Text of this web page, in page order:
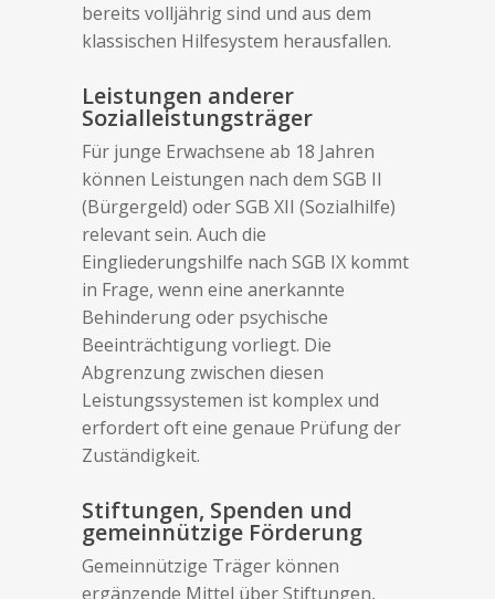
bereits volljährig sind und aus dem
klassischen Hilfesystem herausfallen.
Leistungen anderer
Sozialleistungsträger
Für junge Erwachsene ab 18 Jahren
können Leistungen nach dem SGB II
(Bürgergeld) oder SGB XII (Sozialhilfe)
relevant sein. Auch die
Eingliederungshilfe nach SGB IX kommt
in Frage, wenn eine anerkannte
Behinderung oder psychische
Beeinträchtigung vorliegt. Die
Abgrenzung zwischen diesen
Leistungssystemen ist komplex und
erfordert oft eine genaue Prüfung der
Zuständigkeit.
Stiftungen, Spenden und
gemeinnützige Förderung
Gemeinnützige Träger können
ergänzende Mittel über Stiftungen,